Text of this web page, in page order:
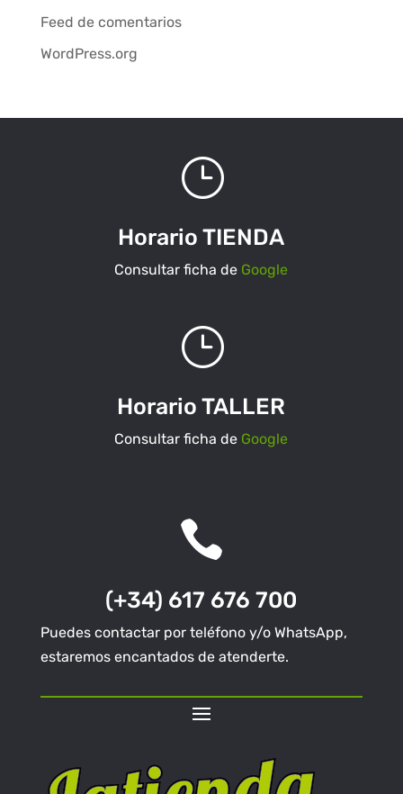
Feed de comentarios
WordPress.org
}
Horario TIENDA
Consultar ficha de Google
}
Horario TALLER
Consultar ficha de Google

(+34) 617 676 700
Puedes contactar por teléfono y/o WhatsApp,
estaremos encantados de atenderte.